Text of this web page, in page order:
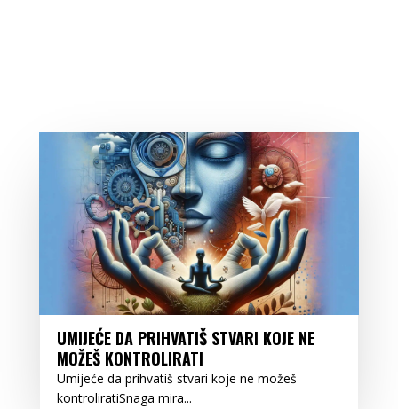
UMIJEĆE DA PRIHVATIŠ STVARI KOJE NE
MOŽEŠ KONTROLIRATI
Umijeće da prihvatiš stvari koje ne možeš
kontroliratiSnaga mira...